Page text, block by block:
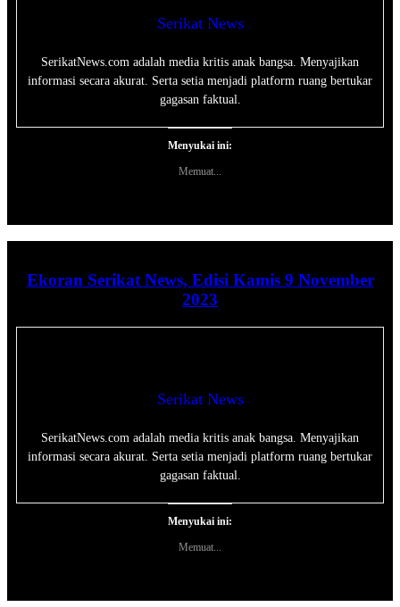
Serikat News
SerikatNews.com adalah media kritis anak bangsa. Menyajikan
informasi secara akurat. Serta setia menjadi platform ruang bertukar
gagasan faktual.
Menyukai ini:
Memuat...
Ekoran Serikat News, Edisi Kamis 9 November
2023
Serikat News
SerikatNews.com adalah media kritis anak bangsa. Menyajikan
informasi secara akurat. Serta setia menjadi platform ruang bertukar
gagasan faktual.
Menyukai ini:
Memuat...